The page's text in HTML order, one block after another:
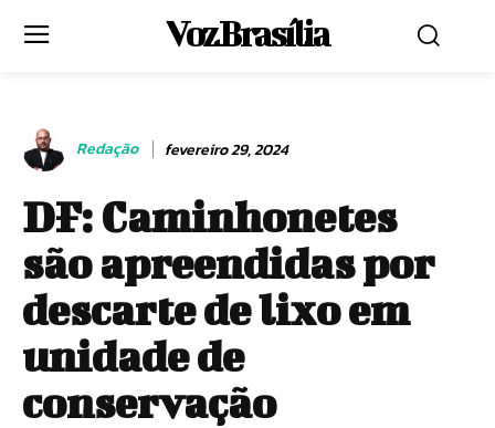
Voz Brasília
Redação fevereiro 29, 2024
DF: Caminhonetes
são apreendidas por
descarte de lixo em
unidade de
conservação